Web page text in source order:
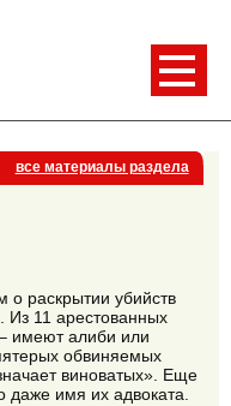
все материалы раздела
о раскрытии убийств
Из 11 арестованных
имеют алиби или
обвиняемых
виноватых». Еще
даже имя их адвоката.